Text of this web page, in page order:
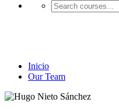
Inicio
Our Team